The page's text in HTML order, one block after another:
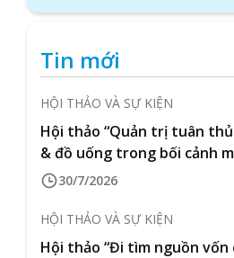
Tin mới
HỘI THẢO VÀ SỰ KIỆN
Hội thảo “Quản trị tuân
& đồ uống trong bối cảnh
30/7/2026
HỘI THẢO VÀ SỰ KIỆN
Hội thảo “Đi tìm nguồn vốn